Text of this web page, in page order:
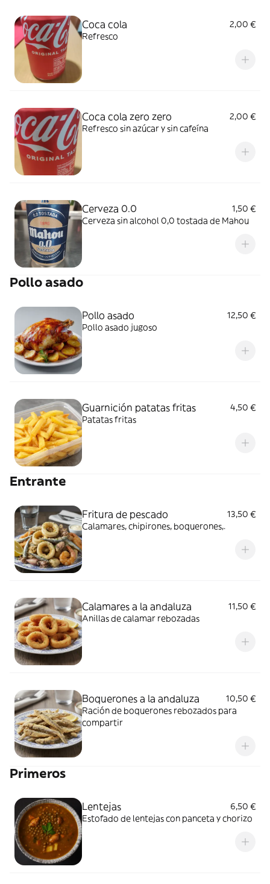
Coca cola
2,00 €
Refresco
Coca cola zero zero
2,00 €
Refresco sin azúcar y sin cafeína
Cerveza 0.0
1,50 €
Cerveza sin alcohol 0,0 tostada de Mahou
Pollo asado
Pollo asado
12,50 €
Pollo asado jugoso
Guarnición patatas fritas
4,50 €
Patatas fritas
Entrante
Fritura de pescado
13,50 €
Calamares, chipirones, boquerones,.
Calamares a la andaluza
11,50 €
Anillas de calamar rebozadas
Boquerones a la andaluza
10,50 €
Ración de boquerones rebozados para
compartir
Primeros
Lentejas
6,50 €
Estofado de lentejas con panceta y chorizo